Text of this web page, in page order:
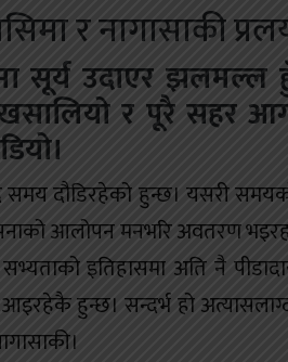
र नागासाकी
सूर्य उदाएर
र पूरै सहर
समय दौडिरहेको हुन्छ। यसरी
आलोपन मनभरि अवतरण
इतिहासमा अति नै
हुन्छ। सन्दर्भ हो